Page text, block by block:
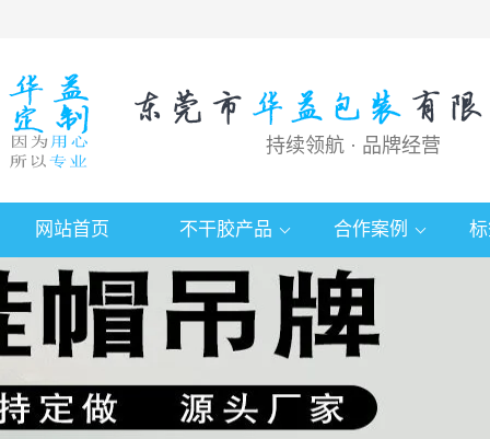
持续领航 · 品牌经营
网站首页 不干胶产品 合作案例